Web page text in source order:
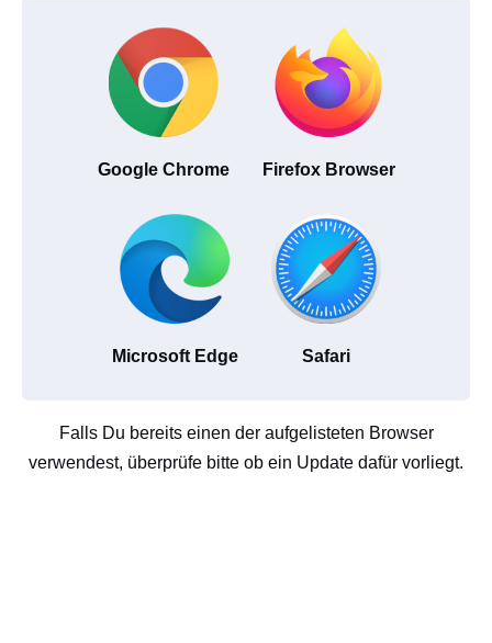
Google Chrome Firefox Browser
Microsoft Edge Safari
Falls Du bereits einen der aufgelisteten Browser
verwendest, überprüfe bitte ob ein Update dafür vorliegt.